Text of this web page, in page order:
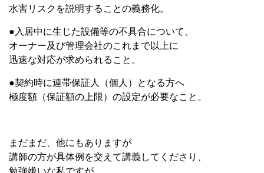
水害リスクを説明することの義務化。
●入居中に生じた設備等の不具合について、
オーナー及び管理会社のこれまで以上に
迅速な対応が求められること。
●契約時に連帯保証人（個人）となる方へ
極度額（保証額の上限）の設定が必要なこと。
まだまだ、他にもありますが
講師の方が具体例を交えて講義してくださり、
勉強嫌いな私ですが、